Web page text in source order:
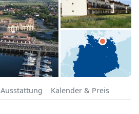
Ausstattung Kalender & Preis